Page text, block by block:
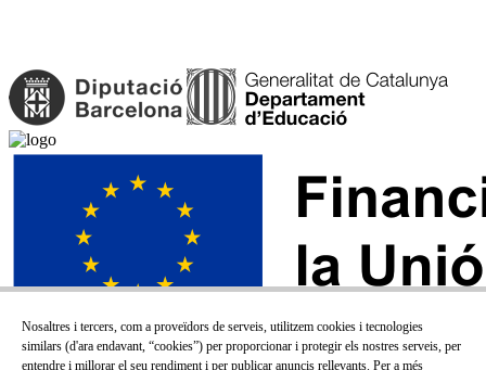
Nosaltres i tercers, com a proveïdors de serveis, utilitzem cookies i tecnologies
similars (d'ara endavant, “cookies”) per proporcionar i protegir els nostres serveis, per
entendre i millorar el seu rendiment i per publicar anuncis rellevants. Per a més